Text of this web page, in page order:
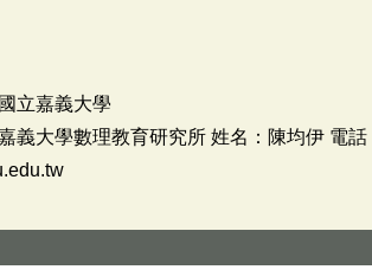
立嘉義大學
義大學數理教育研究所 姓名：陳均伊 電